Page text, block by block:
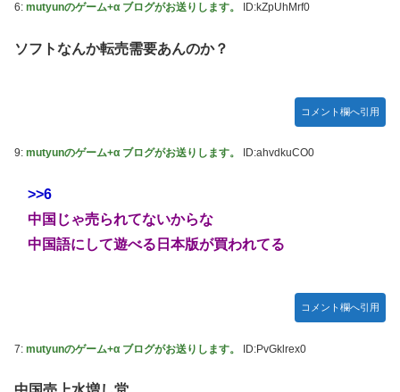
→「マッサージ効果は間違いないねｗ」「これが本当のベッ
に役に立たないくせに高給だけ毟り取った結果……
胸に押し当てる（画像あり）
【画像10枚】佐倉綾音さん(32)、自分のシコポイントに気が
つくwwwwwww
6: mutyunのゲーム+α ブログがお送りします。 ID:kZpUhMrf0
ソフトなんか転売需要あんのか？
コメント欄へ引用
9: mutyunのゲーム+α ブログがお送りします。 ID:ahvdkuCO0
>>6
中国じゃ売られてないからな
中国語にして遊べる日本版が買われてる
コメント欄へ引用
7: mutyunのゲーム+α ブログがお送りします。 ID:PvGklrex0